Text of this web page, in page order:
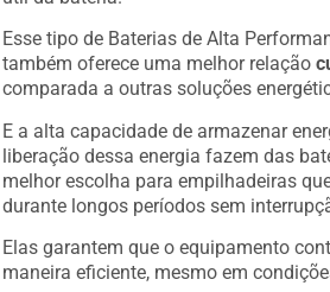
Esse tipo de Baterias de Alta
também oferece uma melhor relação
comparada a outras soluções
E a alta capacidade de armazenar
liberação dessa energia fazem das
melhor escolha para empilhadeiras
durante longos períodos sem
Elas garantem que o equipamento
maneira eficiente, mesmo em